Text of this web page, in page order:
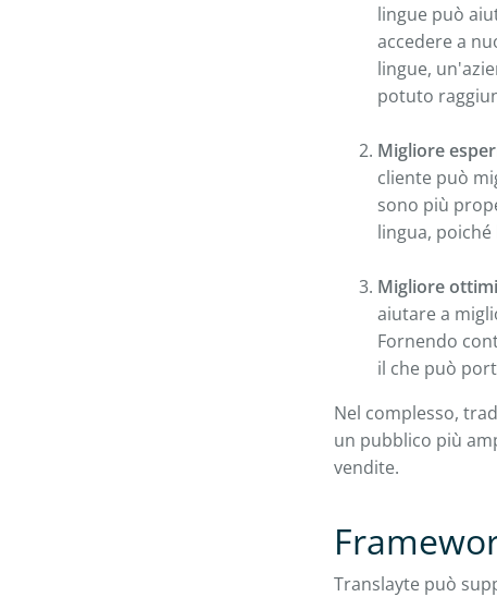
lingue può
accedere a
lingue,
potuto
Migliore
cliente può
sono più
lingua,
Migliore
aiutare a
Fornendo
il che può
Nel complesso,
un pubblico più
vendite.
Translayte può